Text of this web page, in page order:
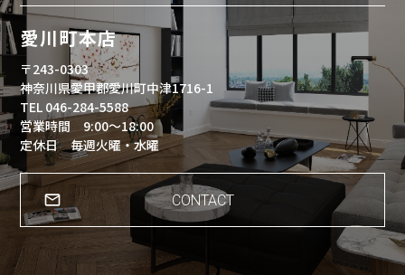
愛川町本店
〒243-0303
神奈川県愛甲郡愛川町中津1716-1
TEL 046-284-5588
営業時間 9:00～18:00
定休日 毎週火曜・水曜
CONTACT